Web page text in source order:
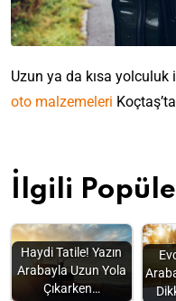
Uzun ya da kısa yolculuk
oto malzemeleri
İlgili
Haydi Tatile! Yazın
Arabayla Uzun Yola
Çıkarken…